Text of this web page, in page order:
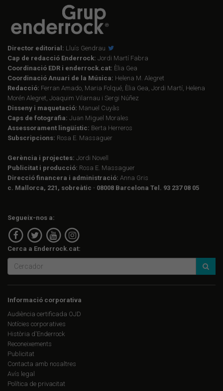
Director editorial: Lluís Gendrau
Cap de redacció Enderrock: Jordi Martí Fabra
Coordinació EDR i enderrock.cat: Èlia Gea
Coordinació Anuari de la Música: Helena M. Alegret
Redacció: Ferran Amado, Maria Folqué, Èlia Gea, Jordi Martí, Helena
Morén Alegret, Joaquim Vilarnau i Sergi Núñez
Disseny i maquetació: Manuel Cuyàs
Caps de fotografia: Juan Miguel Morales
Assessorament lingüístic: Berta Herreros
Subscripcions: Rosa E. Massaguer
Gerència i projectes: Jordi Novell
Publicitat i producció: Rosa E. Massaguer
Direcció financera i administració: Anna Gris
c. Mallorca, 221, sobreàtic · 08008 Barcelona Tel. 93 237 08 05
Segueix-nos a:
Cerca a Enderrock.cat:
Informació corporativa
Audiència certificada OJD
Notícies corporatives
Història d'Enderrock
Reconeixements
Publicitat
Contacta amb nosaltres
Avís legal
Política de privacitat